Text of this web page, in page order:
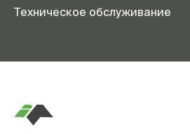
Техническое обслуживание